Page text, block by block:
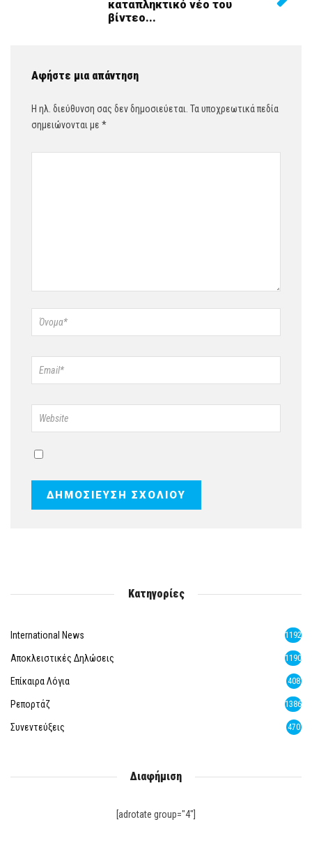
καταπληκτικό νέο του
βίντεο...
Αφήστε μια απάντηση
Η ηλ. διεύθυνση σας δεν δημοσιεύεται. Τα υποχρεωτικά πεδία
σημειώνονται με *
Κατηγορίες
International News 1192
Αποκλειστικές Δηλώσεις 1190
Επίκαιρα Λόγια 408
Ρεπορτάζ 1386
Συνεντεύξεις 470
Διαφήμιση
[adrotate group="4"]